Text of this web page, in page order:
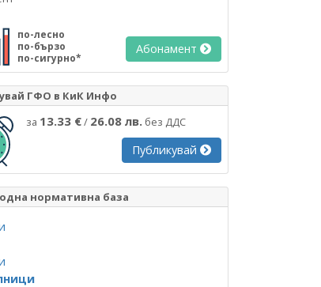
по-лесно
по-бързо
по-сигурно*
Абонамент
ГФО в КиК Инфо
за 13.33 €/ 26.08 лв. без ДДС
Публикувай
нормативна база